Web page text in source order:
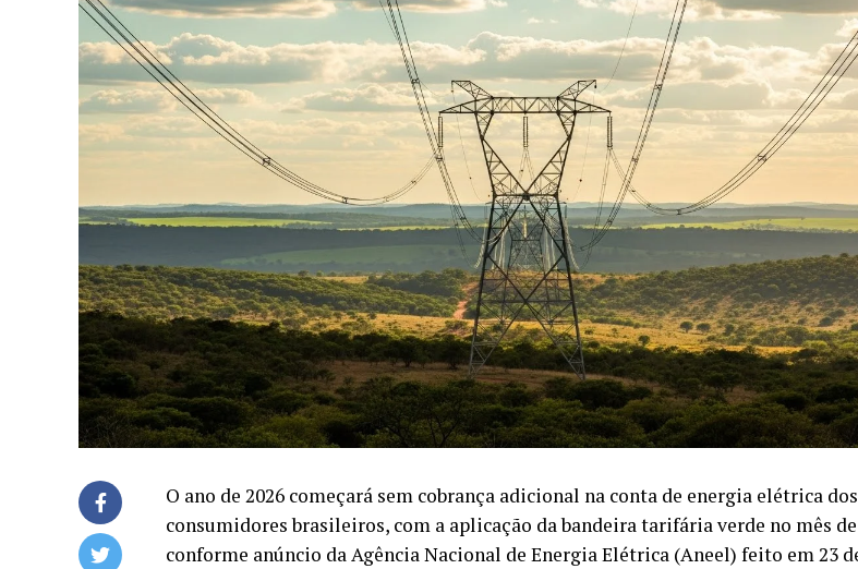
O ano de 2026 começará sem cobrança adicional na conta de energia elétrica dos
consumidores brasileiros, com a aplicação da bandeira tarifária verde no mês
conforme anúncio da Agência Nacional de Energia Elétrica (Aneel) feito em 23